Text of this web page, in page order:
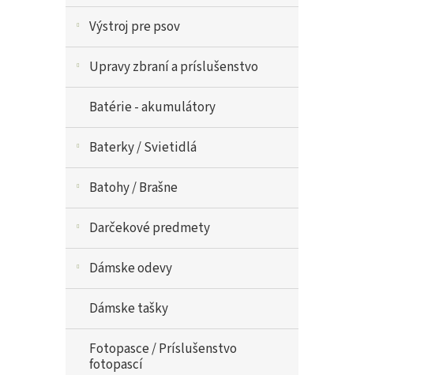
Výstroj pre psov
Upravy zbraní a príslušenstvo
Batérie - akumulátory
Baterky / Svietidlá
Batohy / Brašne
Darčekové predmety
Dámske odevy
Dámske tašky
Fotopasce / Príslušenstvo
fotopascí